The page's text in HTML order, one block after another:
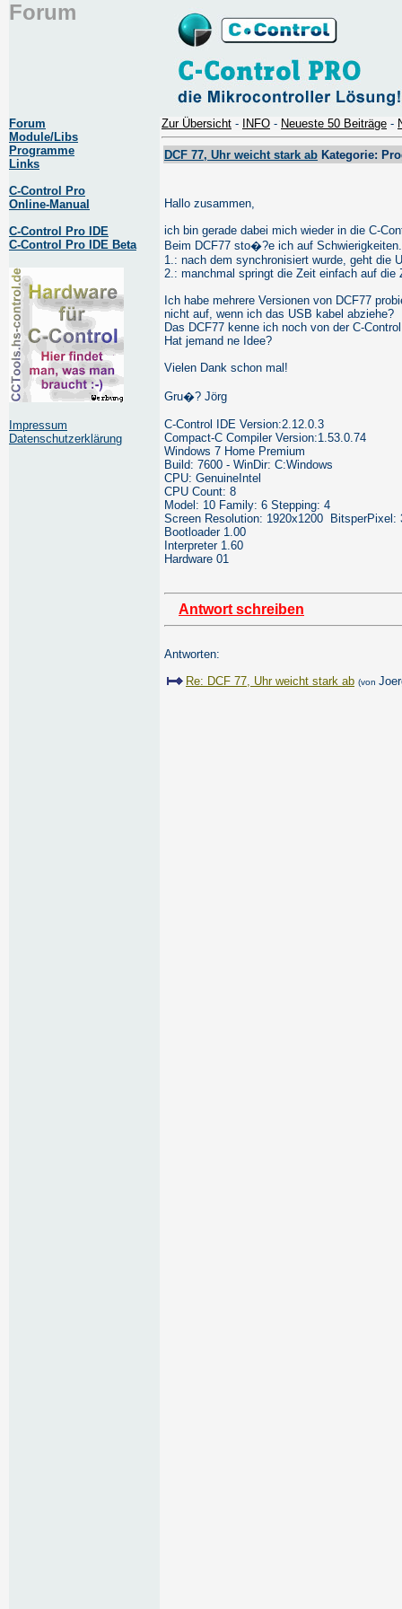
Forum
Forum
Module/Libs
Programme
Links
C-Control Pro
Online-Manual
C-Control Pro IDE
C-Control Pro IDE Beta
Impressum
Datenschutzerklärung
Zur Übersicht - INFO - Neueste 50 Beiträge -
DCF 77, Uhr weicht stark ab Kategorie:
Hallo zusammen,
ich bin gerade dabei mich wieder in die C-
Beim DCF77 sto�?e ich auf
1.: nach dem synchronisiert wurde, geht die
2.: manchmal springt die Zeit einfach auf
Ich habe mehrere Versionen von DCF77
nicht auf, wenn ich das USB kabel abziehe?
Das DCF77 kenne ich noch von der C-
Hat jemand ne Idee?
Vielen Dank schon mal!
Gru�? Jörg
C-Control IDE Version:2.12.0.3
Compact-C Compiler Version:1.53.0.74
Windows 7 Home Premium
Build: 7600 - WinDir: C:Windows
CPU: GenuineIntel
CPU Count: 8
Model: 10 Family: 6 Stepping: 4
Screen Resolution: 1920x1200 BitsperPixel:
Bootloader 1.00
Interpreter 1.60
Hardware 01
Antwort schreiben
Antworten:
Re: DCF 77, Uhr weicht stark ab (von